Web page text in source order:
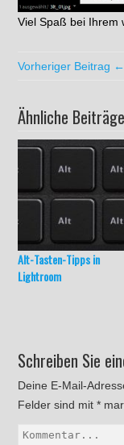
Viel Spaß bei Ihrem
Vorheriger Beitrag ←
Ähnliche Beiträge
Alt-Tasten-Tipps in
Lightroom
Schreiben Sie
Deine E-Mail-
Felder sind mit*